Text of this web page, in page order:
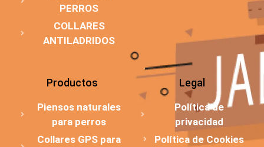
PERROS
COLLARES
ANTILADRIDOS
Productos
Piensos naturales
para perros
Collares GPS para
Legal
Política de
privacidad
Política de Cookies